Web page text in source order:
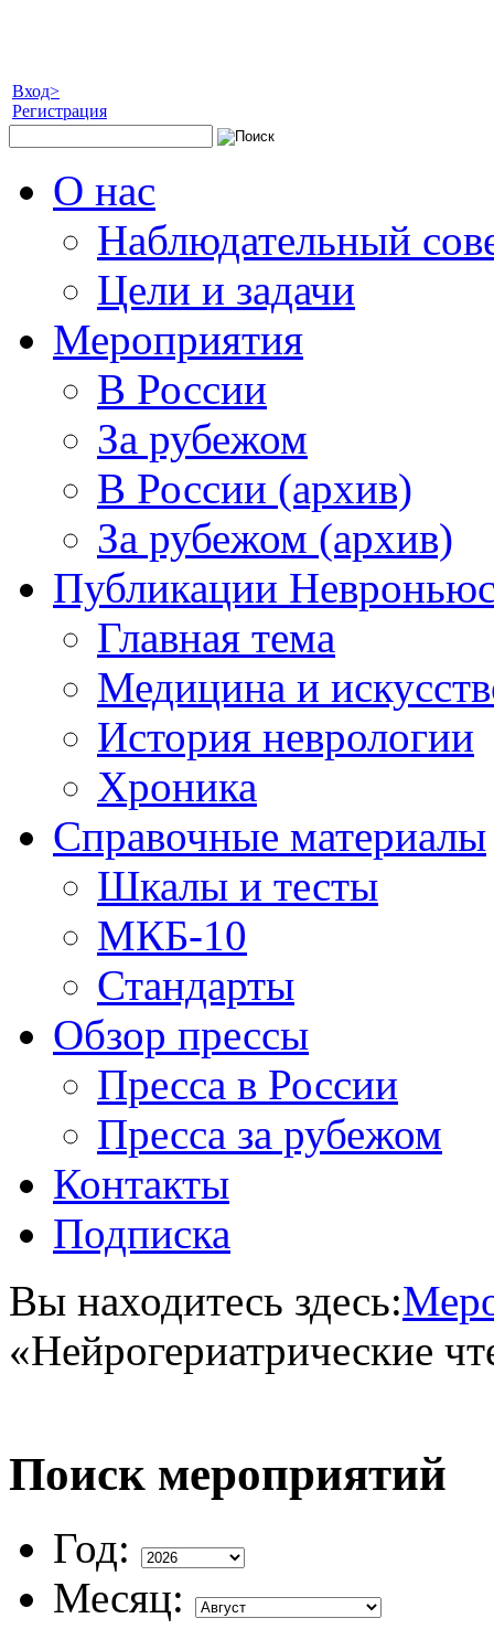
Вход>
Регистрация
О нас
Наблюдательный
Цели и задачи
Мероприятия
В России
За рубежом
В России (архив)
За рубежом (архив)
Публикации
Главная тема
Медицина и
История неврологии
Хроника
Справочные материалы
Шкалы и тесты
МКБ-10
Стандарты
Обзор прессы
Пресса в России
Пресса за рубежом
Контакты
Подписка
Вы находитесь здесь:
«Нейрогериатрические
Поиск мероприятий
Год:
Месяц: